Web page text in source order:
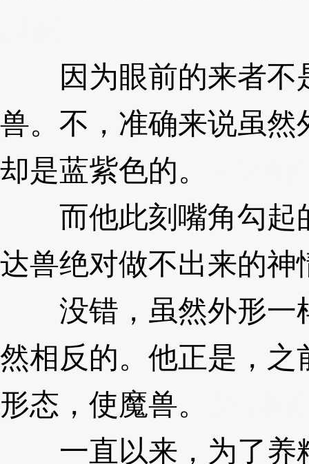
因为眼前的来者不
兽。不，准确来说虽
却是蓝紫色的。
而他此刻嘴角勾起
达兽绝对做不出来的神
没错，虽然外形一
然相反的。他正是，
形态，使魔兽。
一直以来，为了养